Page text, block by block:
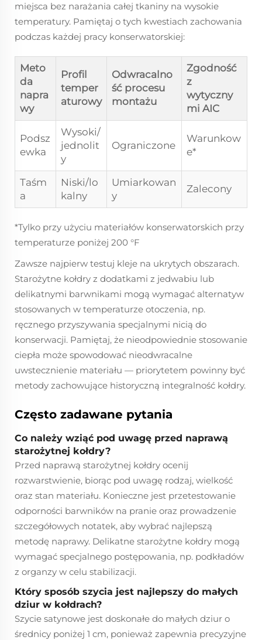
miejsca bez narażania całej tkaniny na wysokie
temperatury. Pamiętaj o tych kwestiach zachowania
podczas każdej pracy konserwatorskiej:
Meto
da
napra
wy
Profil
temper
aturowy
Odwracalno
ść procesu
montażu
Zgodność
z
wytyczny
mi AIC
Podsz
ewka
Wysoki/
jednolit
y
Ograniczone
Warunkow
e*
Taśm
a
Niski/lo
kalny
Umiarkowan
y
Zalecony
*Tylko przy użyciu materiałów konserwatorskich przy
temperaturze poniżej 200 °F
Zawsze najpierw testuj kleje na ukrytych obszarach.
Starożytne kołdry z dodatkami z jedwabiu lub
delikatnymi barwnikami mogą wymagać alternatyw
stosowanych w temperaturze otoczenia, np.
ręcznego przyszywania specjalnymi nicią do
konserwacji. Pamiętaj, że nieodpowiednie stosowanie
ciepła może spowodować nieodwracalne
uwstecznienie materiału — priorytetem powinny być
metody zachowujące historyczną integralność kołdry.
Często zadawane pytania
Co należy wziąć pod uwagę przed naprawą
starożytnej kołdry?
Przed naprawą starożytnej kołdry ocenij
rozwarstwienie, biorąc pod uwagę rodzaj, wielkość
oraz stan materiału. Konieczne jest przetestowanie
odporności barwników na pranie oraz prowadzenie
szczegółowych notatek, aby wybrać najlepszą
metodę naprawy. Delikatne starożytne kołdry mogą
wymagać specjalnego postępowania, np. podkładów
z organzy w celu stabilizacji.
Który sposób szycia jest najlepszy do małych
dziur w kołdrach?
Szycie satynowe jest doskonałe do małych dziur o
średnicy poniżej 1 cm, ponieważ zapewnia precyzyjne